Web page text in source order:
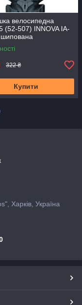
велосипедна
(52-507) INNOVA IA-
322 ₴
Купити
Харків, Україна